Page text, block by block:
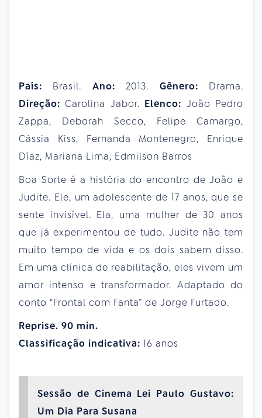
País: Brasil. Ano:2013. Gênero: Drama.
Direção:Carolina Jabor. Elenco: João Pedro
Zappa, Deborah Secco, Felipe Camargo,
Cássia Kiss, Fernanda Montenegro, Enrique
Díaz, Mariana Lima, Edmilson Barros
Boa Sorte é a história do encontro de João e
Judite. Ele, um adolescente de 17 anos, que se
sente invisível. Ela, uma mulher de 30 anos
que já experimentou de tudo. Judite não tem
muito tempo de vida e os dois sabem disso.
Em uma clínica de reabilitação, eles vivem um
amor intenso e transformador. Adaptado do
conto “Frontal com Fanta” de Jorge Furtado.
Reprise. 90 min.
Classificação indicativa: 16 anos
Sessão de Cinema Lei Paulo Gustavo:
Um Dia Para Susana